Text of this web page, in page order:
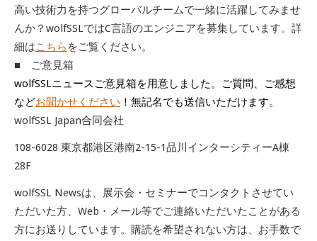
高い技術力を持つグローバルチームで一緒に活躍してみませ
んか？wolfSSLではC言語のエンジニアを募集しています。詳
細はこちら をご覧ください。
■ ご意見箱
wolfSSLニュースご意見箱を用意しました。ご質問、ご感想
などお聞かせください ！無記名でも送信いただけます。
wolfSSL Japan合同会社
108-6028 東京都港区港南2-15-1品川インターシティーA棟
28F
wolfSSL Newsは、展示会・セミナーでコンタクトさせてい
ただいた方、Web・メール等でご連絡いただいたことがある
方にお送りしています。購読を希望されない方は、お手数で